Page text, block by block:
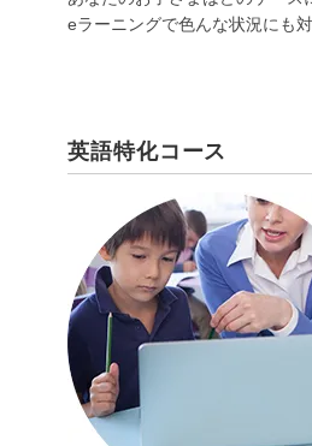
eラーニングで色んな状況にも
英語特化コース